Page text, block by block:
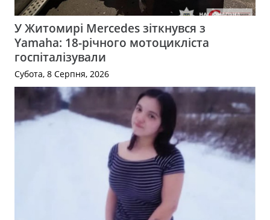
У Житомирі Mercedes зіткнувся з
Yamaha: 18-річного мотоцикліста
госпіталізували
Субота, 8 Серпня, 2026